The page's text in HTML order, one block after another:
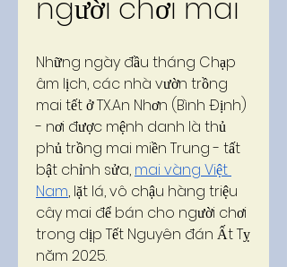
người chơi mai
Những ngày đầu tháng Chạp
âm lịch, các nhà vườn trồng
mai tết ở TX.An Nhơn (Bình Định)
- nơi được mệnh danh là thủ
phủ trồng mai miền Trung - tất
bật chỉnh sửa, mai vàng Việt
Nam, lặt lá, vô chậu hàng triệu
cây mai để bán cho người chơi
trong dịp Tết Nguyên đán Ất Tỵ
năm 2025.